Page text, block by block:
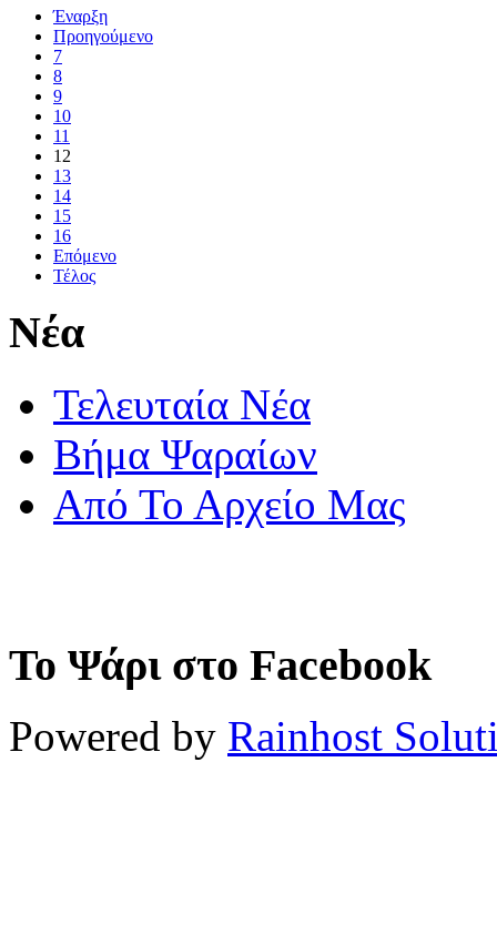
Έναρξη
Προηγούμενο
7
8
9
10
11
12
13
14
15
16
Επόμενο
Τέλος
Νέα
Τελευταία Νέα
Βήμα Ψαραίων
Από Το Αρχείο Μας
Το Ψάρι στο Facebook
Powered by Rainhost